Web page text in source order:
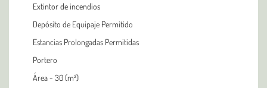
Extintor de incendios
Depósito de Equipaje Permitido
Estancias Prolongadas Permitidas
Portero
Área - 30 (m²)